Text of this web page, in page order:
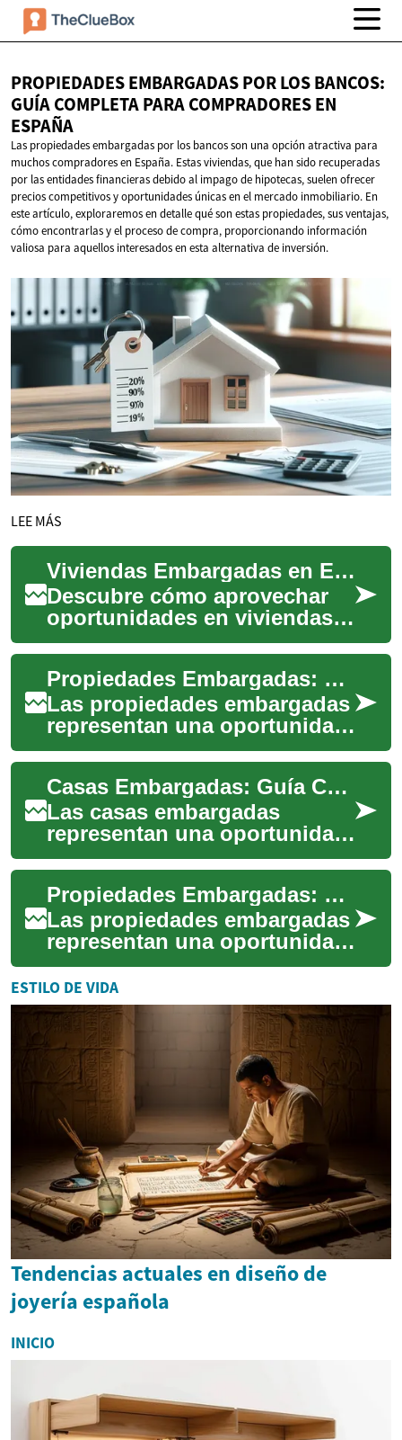
PROPIEDADES EMBARGADAS POR LOS BANCOS:
GUÍA COMPLETA PARA COMPRADORESEN
ESPAÑA
Las propiedades embargadas por los bancos son una opción atractiva para
muchos compradores en España. Estas viviendas, que han sido recuperadas
por las entidades financieras debido al impago de hipotecas, suelen ofrecer
precios competitivos y oportunidades únicas en el mercado inmobiliario. En
este artículo, exploraremos en detalle qué son estas propiedades, sus ventajas,
cómo encontrarlas y el proceso de compra, proporcionando información
valiosa para aquellos interesados en esta alternativa de inversión.
LEE MÁS
Viviendas Embargadas en España: Guía para Compradores
Descubre cómo aprovechar
oportunidades en viviendas
embargadas en España:
propiedades recuperadas por
bancos que suel...
Propiedades Embargadas: Guía Completa para Compradores Potenciales
Las propiedades embargadas
representan una oportunidad
significativa en el mercado
inmobiliario actual. Estas
viviend...
Casas Embargadas: Guía Completa para Compradores en España
Las casas embargadas
representan una oportunidad
única en el mercado
inmobiliario español para
adquirir propiedades a...
Propiedades Embargadas: Una Guía Completa para Compradores Potenciales
Las propiedades embargadas
representan una oportunidad
única en el mercado
inmobiliario, ofreciendo a los
compradores...
ESTILO DE VIDA
Tendencias actuales en diseño de
joyería española
INICIO